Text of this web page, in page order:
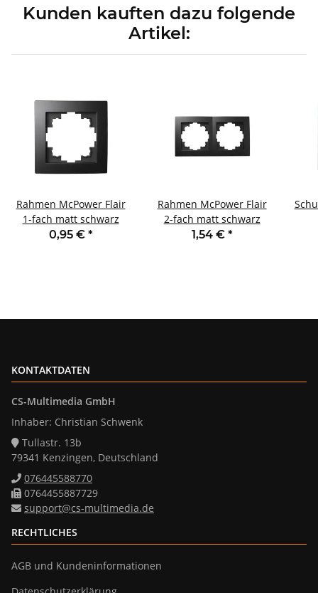
Kunden kauften dazu folgende
Artikel:
Rahmen McPower Flair
1-fach matt schwarz
0,95 € *
Rahmen McPower Flair
2-fach matt schwarz
1,54 € *
KONTAKTDATEN
CS-Multimedia GmbH
Inhaber: Christian Schwenk
Tullastr. 13b
79341 Kenzingen, Deutschland
076445588770
0764455887729
support@cs-multimedia.de
RECHTLICHES
AGB und Kundeninformationen